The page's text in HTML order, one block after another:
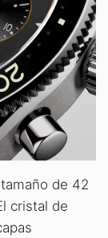
de 42
cristal de